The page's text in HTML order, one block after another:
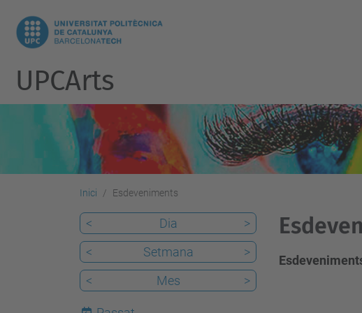
UPCArts
Inici Esdeveniments
< Dia
>
<
Setmana
>
<
Mes >